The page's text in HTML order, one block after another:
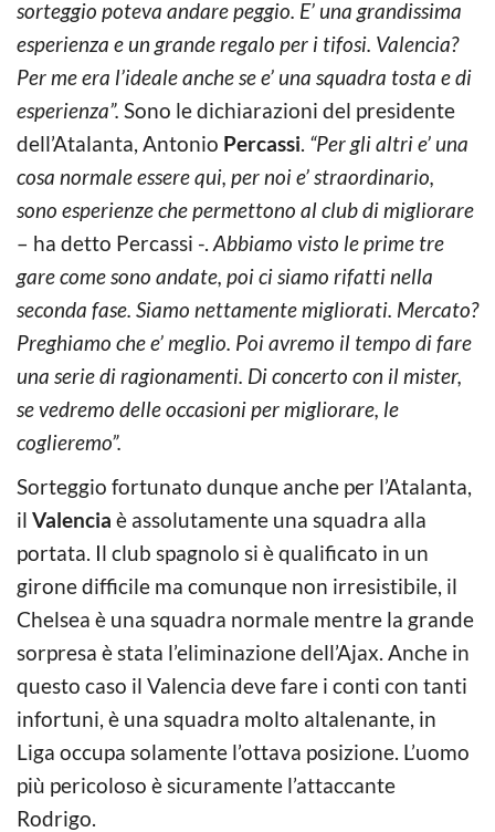
sorteggio poteva andare peggio. E’ una grandissima
esperienza e un grande regalo per i tifosi. Valencia?
Per me era l’ideale anche se e’ una squadra tosta e di
esperienza”. Sono le dichiarazioni del presidente
dell’Atalanta, Antonio Percassi. “Per gli altri e’ una
cosa normale essere qui, per noi e’ straordinario,
sono esperienze che permettono al club di migliorare
– ha detto Percassi -. Abbiamo visto le prime tre
gare come sono andate, poi ci siamo rifatti nella
seconda fase. Siamo nettamente migliorati. Mercato?
Preghiamo che e’ meglio. Poi avremo il tempo di fare
una serie di ragionamenti. Di concerto con il mister,
se vedremo delle occasioni per migliorare, le
coglieremo”.
Sorteggio fortunato dunque anche per l’Atalanta,
il Valencia è assolutamente una squadra alla
portata. Il club spagnolo si è qualificato in un
girone difficile ma comunque non irresistibile, il
Chelsea è una squadra normale mentre la grande
sorpresa è stata l’eliminazione dell’Ajax. Anche in
questo caso il Valencia deve fare i conti con tanti
infortuni, è una squadra molto altalenante, in
Liga occupa solamente l’ottava posizione. L’uomo
più pericoloso è sicuramente l’attaccante
Rodrigo.